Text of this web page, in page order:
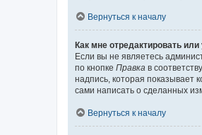
Вернуться к началу
Как мне отредактировать
Если вы не являетесь
по кнопке Правка в
надпись, которая показывает
сами написать о сделанных
Вернуться к началу